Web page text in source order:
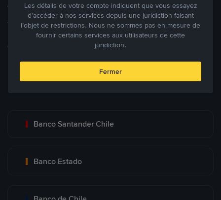
Tradez à des prix avantageux pour vous
Tradez des cryptos en étant libres d’acheter et de vendre à votre
prix. Achetez ou vendez à partir des offres existantes, ou créez
des annonces commerciales pour fixer vos propres prix.
Banco Santander Chile
Banco Estado
Les détails de votre compte indiquent que vous essayez
d’accéder à nos services depuis une juridiction faisant
l’objet de restrictions. Nous ne sommes pas en mesure de
fournir certains services aux utilisateurs de cette
juridiction.
Fermer